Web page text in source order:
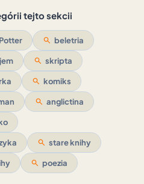
tejto sekcii
search beletria
search skripta
search komiks
search anglictina
search stare knihy
search poezia